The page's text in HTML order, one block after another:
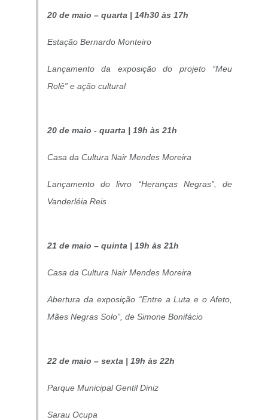
20 de maio – quarta | 14h30 às 17h
Estação Bernardo Monteiro
Lançamento da exposição do projeto “Meu
Rolê” e ação cultural
20 de maio - quarta | 19h às 21h
Casa da Cultura Nair Mendes Moreira
Lançamento do livro “Heranças Negras”, de
Vanderléia Reis
21 de maio – quinta | 19h às 21h
Casa da Cultura Nair Mendes Moreira
Abertura da exposição “Entre a Luta e o Afeto,
Mães Negras Solo”, de Simone Bonifácio
22 de maio – sexta | 19h às 22h
Parque Municipal Gentil Diniz
Sarau Ocupa